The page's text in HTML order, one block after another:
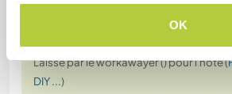
OK
Laissé par le workawayer () pour l'hôte (
DIY ...)